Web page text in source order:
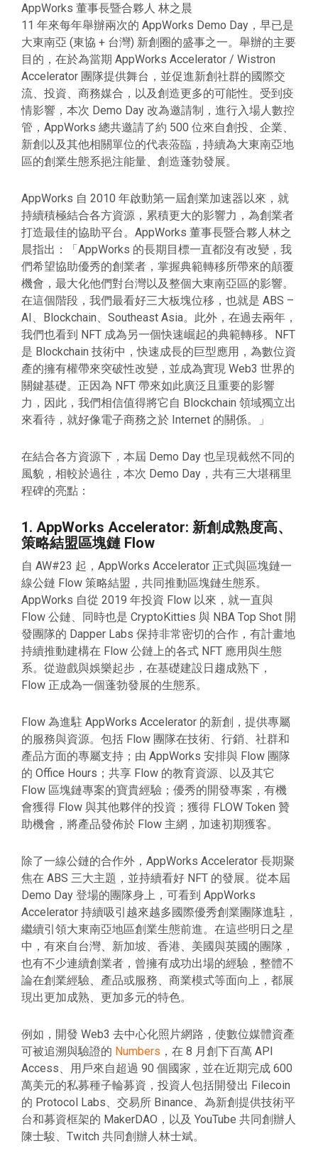
AppWorks 董事長暨合夥人 林之晨
11 年來每年舉辦兩次的 AppWorks Demo Day，早已是
大東南亞 (東協 + 台灣) 新創圈的盛事之一。舉辦的主要
目的，在於為當期 AppWorks Accelerator / Wistron
Accelerator 團隊提供舞台，並促進新創社群的國際交
流、投資、商務媒合，以及創造更多的可能性。受到疫
情影響，本次 Demo Day 改為邀請制，進行入場人數控
管，AppWorks 總共邀請了約 500 位來自創投、企業、
新創以及其他相關單位的代表蒞臨，持續為大東南亞地
區的創業生態系挹注能量、創造蓬勃發展。
AppWorks 自 2010 年啟動第一屆創業加速器以來，就
持續積極結合各方資源，累積更大的影響力，為創業者
打造最佳的協助平台。AppWorks 董事長暨合夥人林之
晨指出：「AppWorks 的長期目標一直都沒有改變，我
們希望協助優秀的創業者，掌握典範轉移所帶來的顛覆
機會，最大化他們對台灣以及整個大東南亞區的影響。
在這個階段，我們最看好三大板塊位移，也就是 ABS –
AI、Blockchain、Southeast Asia。此外，在過去兩年，
我們也看到 NFT 成為另一個快速崛起的典範轉移。NFT
是 Blockchain 技術中，快速成長的巨型應用，為數位資
產的擁有權帶來突破性改變，並成為實現 Web3 世界的
關鍵基礎。正因為 NFT 帶來如此廣泛且重要的影響
力，因此，我們相信值得將它自 Blockchain 領域獨立出
來看待，就好像電子商務之於 Internet 的關係。」
在結合各方資源下，本屆 Demo Day 也呈現截然不同的
風貌，相較於過往，本次 Demo Day，共有三大堪稱里
程碑的亮點：
1. AppWorks Accelerator: 新創成熟度高、
策略結盟區塊鏈 Flow
自 AW#23 起，AppWorks Accelerator 正式與區塊鏈一
線公鏈 Flow 策略結盟，共同推動區塊鏈生態系。
AppWorks 自從 2019 年投資 Flow 以來，就一直與
Flow 公鏈、同時也是 CryptoKitties 與 NBA Top Shot 開
發團隊的 Dapper Labs 保持非常密切的合作，有計畫地
持續推動建構在 Flow 公鏈上的各式 NFT 應用與生態
系。從遊戲與娛樂起步，在基礎建設日趨成熟下，
Flow 正成為一個蓬勃發展的生態系。
Flow 為進駐 AppWorks Accelerator 的新創，提供專屬
的服務與資源。包括 Flow 團隊在技術、行銷、社群和
產品方面的專屬支持；由 AppWorks 安排與 Flow 團隊
的 Office Hours；共享 Flow 的教育資源、以及其它
Flow 區塊鏈專案的寶貴經驗；優秀的開發專案，有機
會獲得 Flow 與其他夥伴的投資；獲得 FLOW Token 贊
助機會，將產品發佈於 Flow 主網，加速初期獲客。
除了一線公鏈的合作外，AppWorks Accelerator 長期聚
焦在 ABS 三大主題，並持續看好 NFT 的發展。從本屆
Demo Day 登場的團隊身上，可看到 AppWorks
Accelerator 持續吸引越來越多國際優秀創業團隊進駐，
繼續引領大東南亞地區創業生態前進。在這些明日之星
中，有來自台灣、新加坡、香港、美國與英國的團隊，
也有不少連續創業者，曾擁有成功出場的經驗，整體不
論在創業經驗、產品或服務、商業模式等面向上，都展
現出更加成熟、更加多元的特色。
例如，開發 Web3 去中心化照片網路，使數位媒體資產
可被追溯與驗證的 Numbers ，在 8 月創下百萬 API
Access、用戶來自超過 90 個國家，並在近期完成 600
萬美元的私募種子輪募資，投資人包括開發出 Filecoin
的 Protocol Labs、交易所 Binance、為新創提供技術平
台和募資框架的 MakerDAO，以及 YouTube 共同創辦人
陳士駿、Twitch 共同創辦人林士斌。